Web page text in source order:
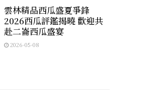
雲林精品西瓜盛夏爭鋒
2026西瓜評鑑揭曉 歡迎共
赴二崙西瓜盛宴
2026-05-08